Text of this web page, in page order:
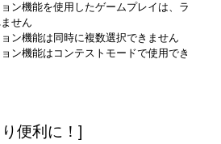
ン機能を使用したゲームプレイは、ラ
せん
ン機能は同時に複数選択できません
ン機能はコンテストモードで使用でき
便利に！]